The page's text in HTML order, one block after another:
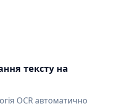
тексту на
OCR автоматично